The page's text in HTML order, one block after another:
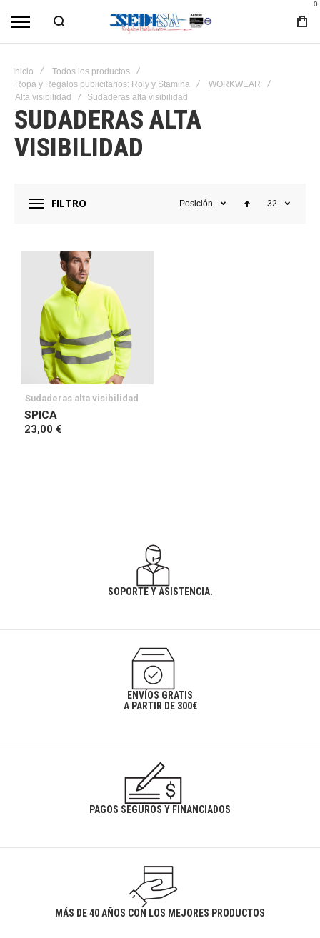
0
Inicio
Todos los productos
Ropa y Regalos publicitarios: Roly y Stamina
WORKWEAR
Alta visibilidad
Sudaderas alta visibilidad
SUDADERAS ALTA
VISIBILIDAD
FILTRO Posición 32
Sudaderas alta visibilidad
SPICA
23,00 €
SOPORTE Y ASISTENCIA.
ENVÍOS GRATIS
A PARTIR DE 300€
PAGOS SEGUROS Y FINANCIADOS
MÁS DE 40 AÑOS CON LOS MEJORES PRODUCTOS